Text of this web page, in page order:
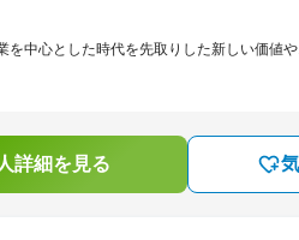
を中心とした時代を先取りした新しい価値
詳細を見る